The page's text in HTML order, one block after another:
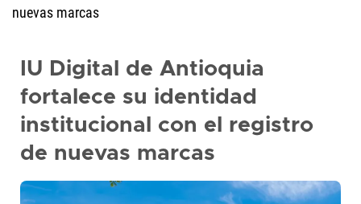
nuevas marcas
IU Digital de Antioquia
fortalece su identidad
institucional con el registro
de nuevas marcas